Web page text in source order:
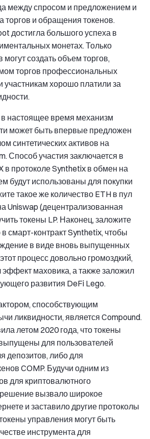
между спросом и предложением и
торгов и обращения токенов.
достигла большого успеха в
монетах. Только
могут создать объем торгов,
торгов профессиональных
участникам хорошо платили за
настоящее время механизм
может быть впервые предложен
синтетических активов на
Способ участия заключается в
в протоколе Synthetix в обмен на
будут использованы для покупки
такое же количество ETH в пул
Uniswap (децентрализованная
токены LP. Наконец, заложите
смарт-контракт Synthetix, чтобы
в виде вновь выпущенных
процесс довольно громоздкий,
маховика, а также заложил
развития DeFi Lego.
способствующим
ликвидности, является Compound.
летом 2020 года, что токены
для пользователей
депозитов, либо для
COMP. Будучи одним из
для криптовалютного
решение вызвало широкое
и заставило другие протоколы
управления могут быть
инструмента для